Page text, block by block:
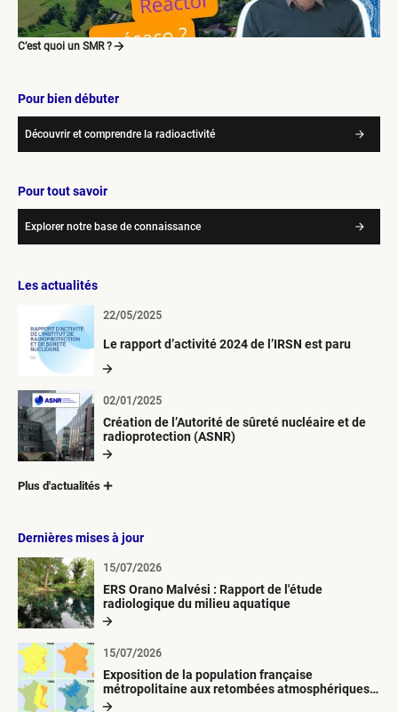
C’est quoi un SMR ?
Pour bien débuter
Découvrir et comprendre la radioactivité
Pour tout savoir
Explorer notre base de connaissance
Les actualités
Le rapport d’activité 2024 de l’IRSN est paru
22/05/2025
Création de l’Autorité de sûreté nucléaire et de
radioprotection (ASNR)
02/01/2025
Plus d'actualités
Dernières mises à jour
ERS Orano Malvési : Rapport de l'étude
radiologique du milieu aquatique
15/07/2026
Exposition de la population française
métropolitaine aux retombées atmosphériques
radioactives depuis 1945
15/07/2026